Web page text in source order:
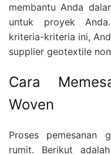
membantu Anda
untuk proyek
kriteria-kriteria ini,
supplier geotextile
Cara
Woven
Proses pemesanan
rumit. Berikut